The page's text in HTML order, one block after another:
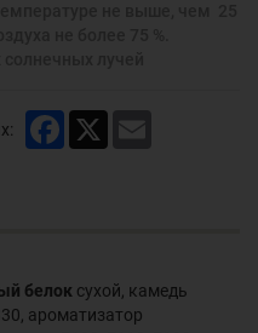
Facebook
белок сухой, камедь
ароматизатор